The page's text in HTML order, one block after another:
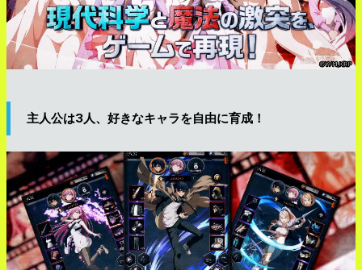
主人公は3人、好きなキャラを自由に育成！